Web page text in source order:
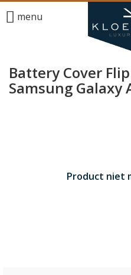
menu
Battery Cover
Samsung Galaxy
Product niet